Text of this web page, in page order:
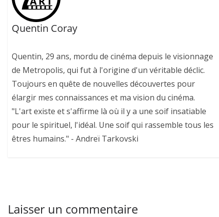
Quentin Coray
Quentin, 29 ans, mordu de cinéma depuis le visionnage
de Metropolis, qui fut à l'origine d'un véritable déclic.
Toujours en quête de nouvelles découvertes pour
élargir mes connaissances et ma vision du cinéma.
"L'art existe et s'affirme là où il y a une soif insatiable
pour le spirituel, l'idéal. Une soif qui rassemble tous les
êtres humains." - Andreï Tarkovski
Laisser un commentaire